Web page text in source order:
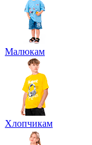
Малюкам
Хлопчикам